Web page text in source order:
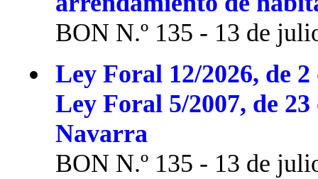
BON N.º 135 - 13 de
Ley Foral 12/2026, de
Ley Foral 5/2007, de
Navarra
BON N.º 135 - 13 de